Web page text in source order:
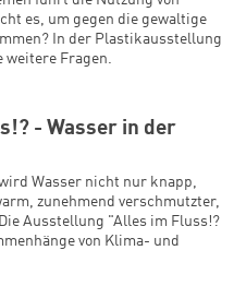
es, um gegen die gewaltige
In der Plastikausstellung
weitere Fragen.
- Wasser in der
Wasser nicht nur knapp,
zunehmend verschmutzter,
Ausstellung "Alles im Fluss!?
von Klima- und